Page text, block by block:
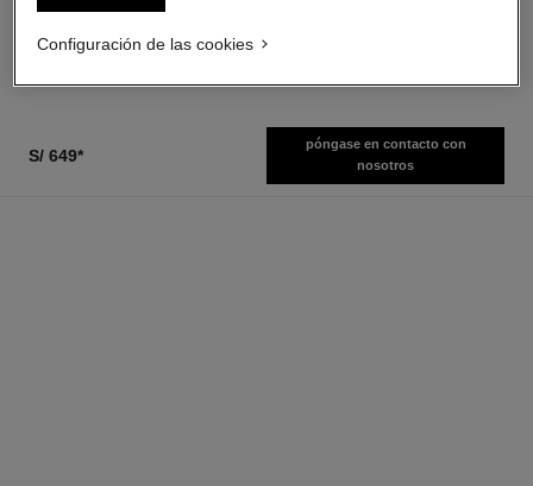
11 tonos disponibles
S/ 649*
póngase en contacto con
nosotros
Configuración de las cookies